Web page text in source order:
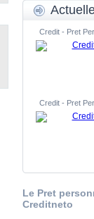
Credit - Pret
Credit - Pret
Le Pret
Creditneto